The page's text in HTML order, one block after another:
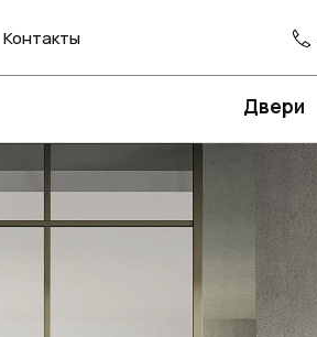
Контакты
Двери